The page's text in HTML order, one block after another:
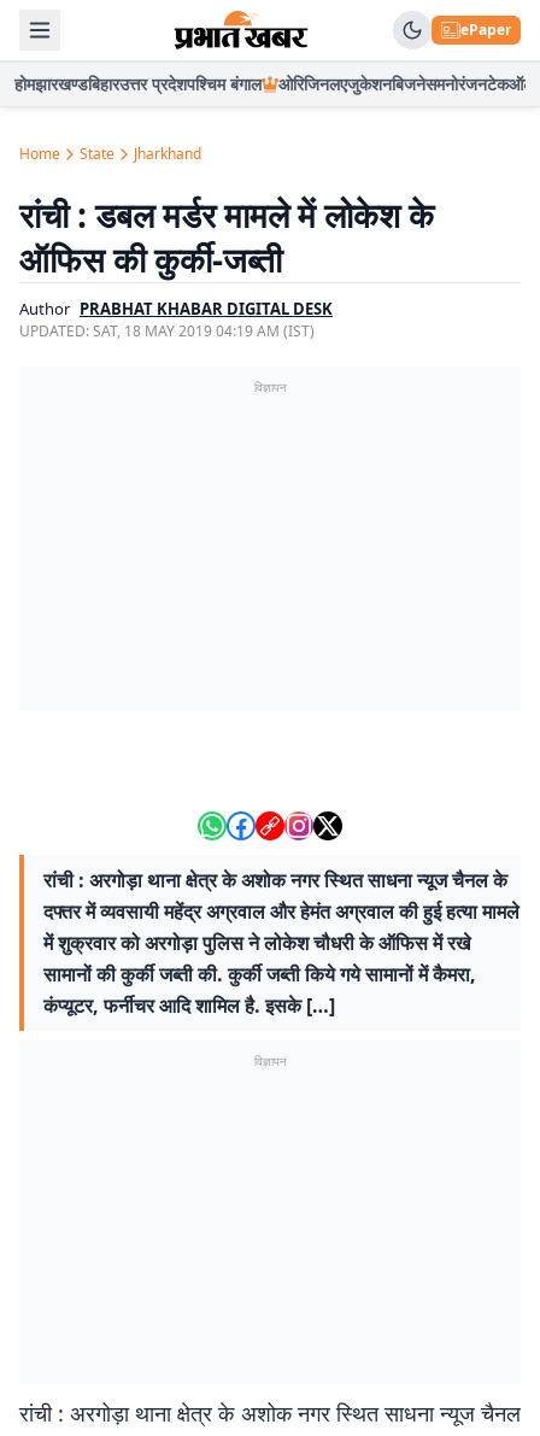
ePaper
होमझारखण्डबिहारउत्तर प्रदेशपश्चिम बंगाल ओरिजिनलएजुकेशनबिजनेसमनोरंजनटेकऑटो
Home State Jharkhand
रांची : डबल मर्डर मामले में लोकेश के
ऑफिस की कुर्की-जब्ती
Author PRABHAT KHABAR DIGITAL DESK
UPDATED:SAT, 18 MAY 2019 04:19 AM (IST)
विज्ञापन
रांची : अरगोड़ा थाना क्षेत्र के अशोक नगर स्थित साधना न्यूज चैनल के
दफ्तर में व्यवसायी महेंद्र अग्रवाल और हेमंत अग्रवाल की हुई हत्या मामले
में शुक्रवार को अरगोड़ा पुलिस ने लोकेश चौधरी के ऑफिस में रखे
सामानों की कुर्की जब्ती की. कुर्की जब्ती किये गये सामानों में कैमरा,
कंप्यूटर, फर्नीचर आदि शामिल है. इसके […]
विज्ञापन
रांची : अरगोड़ा थाना क्षेत्र के अशोक नगर स्थित साधना न्यूज चैनल